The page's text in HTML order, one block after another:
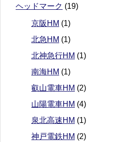
ヘッドマーク (19)
京阪HM (1)
北急HM (1)
北神急行HM (1)
南海HM (1)
叡山電車HM (2)
山陽電車HM (4)
泉北高速HM (1)
神戸電鉄HM (2)